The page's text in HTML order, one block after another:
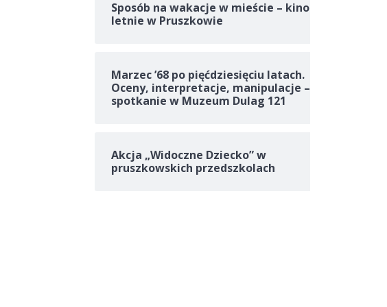
Sposób na wakacje w mieście – kino
letnie w Pruszkowie
Marzec ’68 po pięćdziesięciu latach.
Oceny, interpretacje, manipulacje –
spotkanie w Muzeum Dulag 121
Akcja „Widoczne Dziecko” w
pruszkowskich przedszkolach